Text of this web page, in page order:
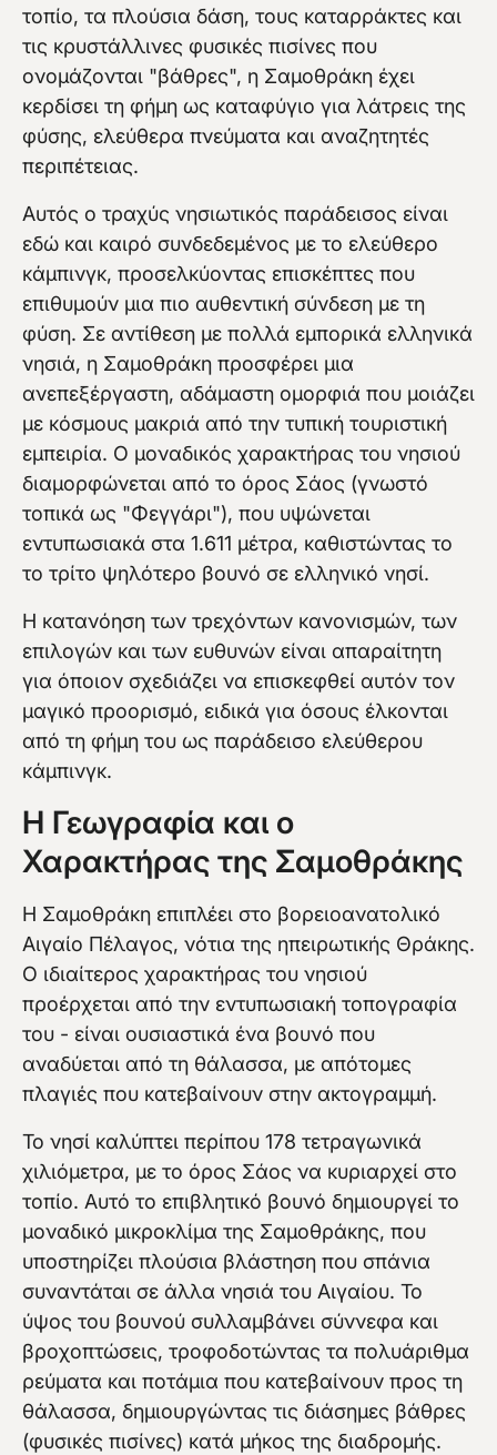
τοπίο, τα πλούσια δάση, τους καταρράκτες και
τις κρυστάλλινες φυσικές πισίνες που
ονομάζονται "βάθρες", η Σαμοθράκη έχει
κερδίσει τη φήμη ως καταφύγιο για λάτρεις της
φύσης, ελεύθερα πνεύματα και αναζητητές
περιπέτειας.
Αυτός ο τραχύς νησιωτικός παράδεισος είναι
εδώ και καιρό συνδεδεμένος με το ελεύθερο
κάμπινγκ, προσελκύοντας επισκέπτες που
επιθυμούν μια πιο αυθεντική σύνδεση με τη
φύση. Σε αντίθεση με πολλά εμπορικά ελληνικά
νησιά, η Σαμοθράκη προσφέρει μια
ανεπεξέργαστη, αδάμαστη ομορφιά που μοιάζει
με κόσμους μακριά από την τυπική τουριστική
εμπειρία. Ο μοναδικός χαρακτήρας του νησιού
διαμορφώνεται από το όρος Σάος (γνωστό
τοπικά ως "Φεγγάρι"), που υψώνεται
εντυπωσιακά στα 1.611 μέτρα, καθιστώντας το
το τρίτο ψηλότερο βουνό σε ελληνικό νησί.
Η κατανόηση των τρεχόντων κανονισμών, των
επιλογών και των ευθυνών είναι απαραίτητη
για όποιον σχεδιάζει να επισκεφθεί αυτόν τον
μαγικό προορισμό, ειδικά για όσους έλκονται
από τη φήμη του ως παράδεισο ελεύθερου
κάμπινγκ.
Η Γεωγραφία και ο
Χαρακτήρας της Σαμοθράκης
Η Σαμοθράκη επιπλέει στο βορειοανατολικό
Αιγαίο Πέλαγος, νότια της ηπειρωτικής Θράκης.
Ο ιδιαίτερος χαρακτήρας του νησιού
προέρχεται από την εντυπωσιακή τοπογραφία
του - είναι ουσιαστικά ένα βουνό που
αναδύεται από τη θάλασσα, με απότομες
πλαγιές που κατεβαίνουν στην ακτογραμμή.
Το νησί καλύπτει περίπου 178 τετραγωνικά
χιλιόμετρα, με το όρος Σάος να κυριαρχεί στο
τοπίο. Αυτό το επιβλητικό βουνό δημιουργεί το
μοναδικό μικροκλίμα της Σαμοθράκης, που
υποστηρίζει πλούσια βλάστηση που σπάνια
συναντάται σε άλλα νησιά του Αιγαίου. Το
ύψος του βουνού συλλαμβάνει σύννεφα και
βροχοπτώσεις, τροφοδοτώντας τα πολυάριθμα
ρεύματα και ποτάμια που κατεβαίνουν προς τη
θάλασσα, δημιουργώντας τις διάσημες βάθρες
(φυσικές πισίνες) κατά μήκος της διαδρομής.